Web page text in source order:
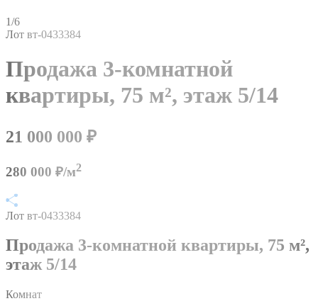
1/6
Лот вт-0433384
Продажа 3-комнатной
квартиры, 75 м², этаж 5/14
21 000 000 ₽
280 000 ₽/м2
Лот вт-0433384
Продажа 3-комнатной квартиры, 75 м²,
этаж 5/14
Комнат